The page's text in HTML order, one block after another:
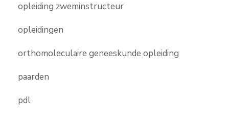
opleiding zweminstructeur
opleidingen
orthomoleculaire geneeskunde opleiding
paarden
pdl